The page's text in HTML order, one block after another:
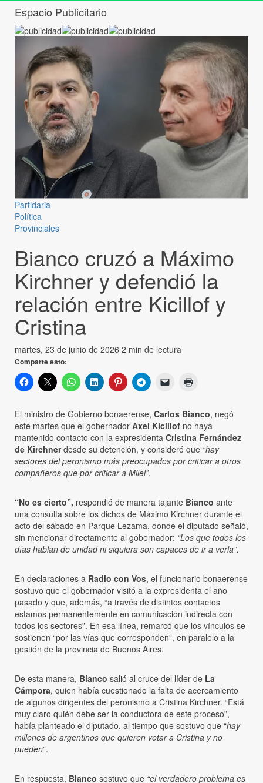
Espacio Publicitario
Partidaria
Política
Provinciales
Bianco cruzó a Máximo
Kirchner y defendió la
relación entre Kicillof y
Cristina
martes, 23 de junio de 2026 2 min de lectura
Comparte esto:
El ministro de Gobierno bonaerense, Carlos Bianco, negó
este martes que el gobernador Axel Kicillof no haya
mantenido contacto con la expresidenta Cristina Fernández
de Kirchnerdesde su detención, y consideró que “hay
sectores del peronismo más preocupados por criticar a otros
compañeros que por criticar a Milei”.
“No es cierto”, respondió de manera tajante Bianco ante
una consulta sobre los dichos de Máximo Kirchner durante el
acto del sábado en Parque Lezama, donde el diputado señaló,
sin mencionar directamente al gobernador: “Los que todos los
días hablan de unidad ni siquiera son capaces de ir a verla”.
En declaraciones a Radio con Vos, el funcionario bonaerense
sostuvo que el gobernador visitó a la expresidenta el año
pasado y que, además, “a través de distintos contactos
estamos permanentemente en comunicación indirecta con
todos los sectores”. En esa línea, remarcó que los vínculos se
sostienen “por las vías que corresponden”, en paralelo a la
gestión de la provincia de Buenos Aires.
De esta manera, Bianco salió al cruce del líder de La
Cámpora, quien había cuestionado la falta de acercamiento
de algunos dirigentes del peronismo a Cristina Kirchner. “Está
muy claro quién debe ser la conductora de este proceso”,
había planteado el diputado, al tiempo que sostuvo que “hay
millones de argentinos que quieren votar a Cristina y no
pueden”.
En respuesta, Bianco sostuvo que “el verdadero problema es